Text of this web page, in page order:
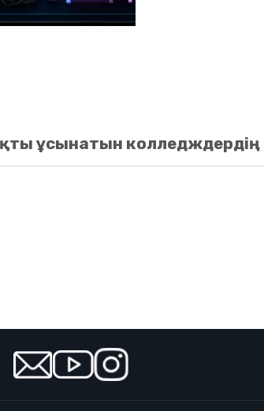
ұсынатын колледждердің